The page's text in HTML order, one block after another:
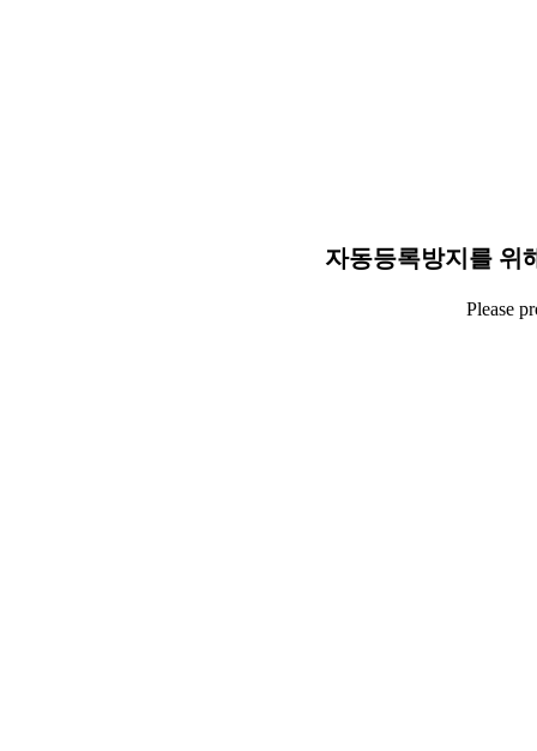
자동등록방지를 위
Please